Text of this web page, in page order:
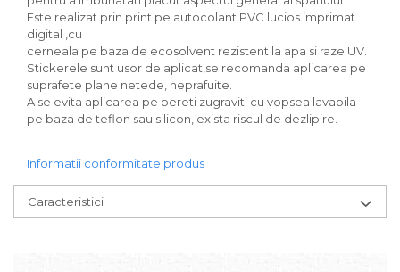
Este realizat prin print pe autocolant PVC lucios imprimat
digital ,cu
cerneala pe baza de ecosolvent rezistent la apa si raze UV.
Stickerele sunt usor de aplicat,se recomanda aplicarea pe
suprafete plane netede, neprafuite.
A se evita aplicarea pe pereti zugraviti cu vopsea lavabila
pe baza de teflon sau silicon, exista riscul de dezlipire.
Informatii conformitate produs
Caracteristici